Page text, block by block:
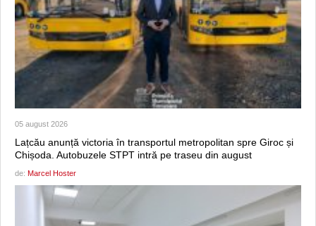
05 august 2026
Lațcău anunță victoria în transportul metropolitan spre Giroc și
Chișoda. Autobuzele STPT intră pe traseu din august
de: Marcel Hoster